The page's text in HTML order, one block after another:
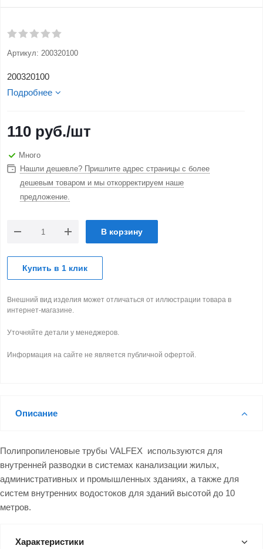
Артикул: 200320100
200320100
Подробнее
110 руб./шт
Много
Нашли дешевле? Пришлите адрес страницы с более
дешевым товаром и мы откорректируем наше
предложение.
В корзину
Купить в 1 клик
Внешний вид изделия может отличаться от иллюстрации товара в
интернет-магазине.
Уточняйте детали у менеджеров.
Информация на сайте не является публичной офертой.
Описание
Полипропиленовые трубы VALFEX используются для
внутренней разводки в системах канализации жилых,
административных и промышленных зданиях, а также для
систем внутренних водостоков для зданий высотой до 10
метров.
Характеристики